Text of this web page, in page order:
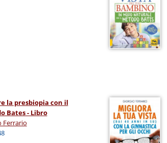
la presbiopia con il
Bates - Libro
Ferrario